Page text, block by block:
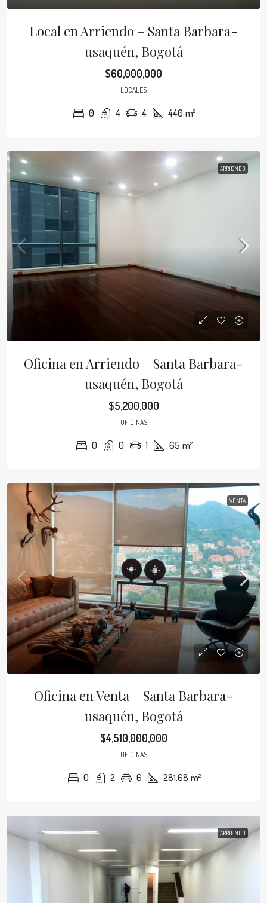
Local en Arriendo – Santa Barbara-
usaquén, Bogotá
$60,000,000
LOCALES
0 4 4 440 m²
ARRIENDO
Oficina en Arriendo – Santa Barbara-
usaquén, Bogotá
$5,200,000
OFICINAS
0 0 1 65 m²
VENTA
Oficina en Venta – Santa Barbara-
usaquén, Bogotá
$4,510,000,000
OFICINAS
0 2 6 281.68 m²
ARRIENDO